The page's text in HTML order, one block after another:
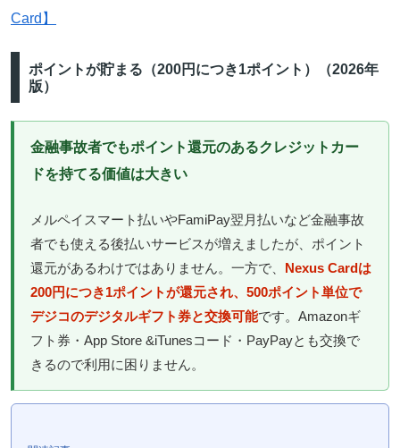
Card】
ポイントが貯まる（200円につき1ポイント）（2026年
版）
金融事故者でもポイント還元のあるクレジットカー
ドを持てる価値は大きい
メルペイスマート払いやFamiPay翌月払いなど金融事故
者でも使える後払いサービスが増えましたが、ポイント
還元があるわけではありません。一方で、
Nexus Cardは
200円につき1ポイントが還元され、500ポイント単位で
デジコのデジタルギフト券と交換可能です。Amazonギ
フト券・App Store &iTunesコード・PayPayとも交換で
きるので利用に困りません。